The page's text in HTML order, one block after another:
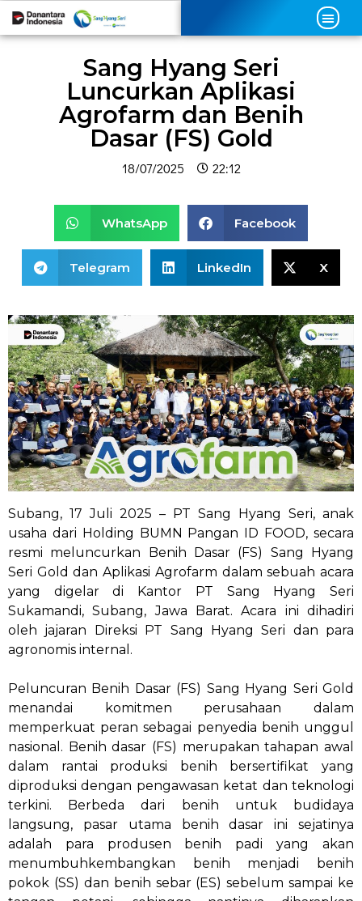
Sang Hyang Seri
Luncurkan Aplikasi
Agrofarm dan Benih
Dasar (FS) Gold
18/07/2025 22:12
WhatsApp Facebook
Telegram LinkedIn X
Subang, 17 Juli 2025 – PT Sang Hyang Seri, anak
usaha dari Holding BUMN Pangan ID FOOD, secara
resmi meluncurkan Benih Dasar (FS) Sang Hyang
Seri Gold dan Aplikasi Agrofarm dalam sebuah acara
yang digelar di Kantor PT Sang Hyang Seri
Sukamandi, Subang, Jawa Barat. Acara ini dihadiri
oleh jajaran Direksi PT Sang Hyang Seri dan para
agronomis internal.
Peluncuran Benih Dasar (FS) Sang Hyang Seri Gold
menandai komitmen perusahaan dalam
memperkuat peran sebagai penyedia benih unggul
nasional. Benih dasar (FS) merupakan tahapan awal
dalam rantai produksi benih bersertifikat yang
diproduksi dengan pengawasan ketat dan teknologi
terkini. Berbeda dari benih untuk budidaya
langsung, pasar utama benih dasar ini sejatinya
adalah para produsen benih padi yang akan
menumbuhkembangkan benih menjadi benih
pokok (SS) dan benih sebar (ES) sebelum sampai ke